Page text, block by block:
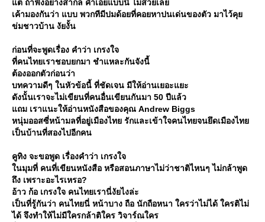
ต่ ถ้าฟังอย่างสากล คำเอ่ยแบบนี้ ไม่สวยเล
เค้ามองกันว่า แบบ พวกทีมีปมด้อยที่คอยหาปนเด่นของตัว มาไว้คุ
ข่มชาวบ้าน งัยงั้น
ก่อนที่จะพูดเรื่อง คำว่า เกรงใจ
ที่คนไทยเราชอบยกมา ชำแหละกันจังนี้
ต้องออกตัวก่อนว่า
บทความดีๆ ในหัวข้อนี้ ที่ชัดเจน มีให้อ่านเยอะแยะ
ดังนั้นเราจะไม่เขียนที่คนอื่นเขียนกันมา 50 ปีแล้ว
ถม เราแนะให้อ่านหนังสือของคุณ Andrew Biggs
หนุ่มออสซี่หน้ามลที่อยู่เมืองไทย รักและเข้าใจคนไทยจนยึดเมืองไท
เป็นบ้านที่สองไปอีกคน
คูทิง จะขอพูด เรื่องคำว่า เกรงใจ
นมุมที่ คนที่เขียนหนังสือ หรือสอนภาษาไม่ว่าชาติไหนๆ ไม่กล้าพูด
ถึง เพราะอะไรเหรอ?
อ้าว ก้อ เกรงใจ คนไทยเรานี่งัยไงล่ะ
เป็นที่รู้กันว่า คนไทยนี่ หน้าบาง ถือ นักถือหนา ใครว่าไม่ได้ ใครติไม่
ได้ จึงทำให้ไม่มีใครกล้าติใคร วิจาร์ณใคร